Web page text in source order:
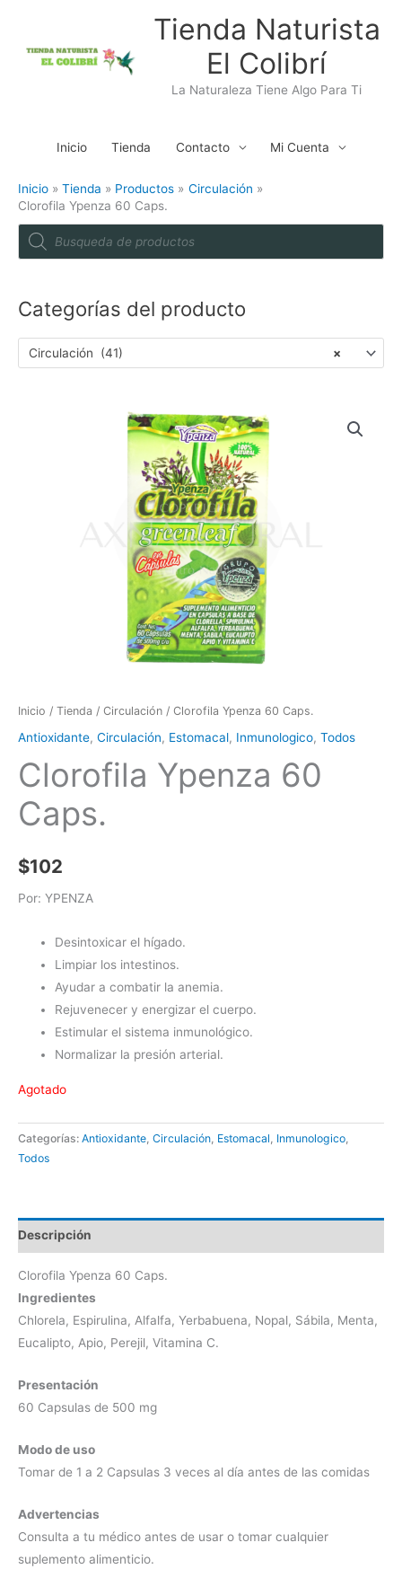
contenido
Tienda Naturista
El Colibrí
La Naturaleza Tiene Algo Para Ti
Inicio Tienda Contacto Mi Cuenta
Inicio Tienda Productos
Circulación
Clorofila Ypenza 60 Caps.
P
d
s
c
Categorías del producto
×
Circulación (41)
Inicio / Tienda / Circulación / Clorofila Ypenza 60 Caps.
Antioxidante, Circulación, Estomacal, Inmunologico, Todos
Clorofila Ypenza 60
Caps.
$102
Por: YPENZA
Desintoxicar el hígado.
Limpiar los intestinos.
Ayudar a combatir la anemia.
Rejuvenecer y energizar el cuerpo.
Estimular el sistema inmunológico.
Normalizar la presión arterial.
Agotado
Categorías: Antioxidante, Circulación, Estomacal, Inmunologico,
Todos
Descripción
Clorofila Ypenza 60 Caps.
Ingredientes
Chlorela, Espirulina, Alfalfa, Yerbabuena, Nopal, Sábila, Menta,
Eucalipto, Apio, Perejil, Vitamina C.
Presentación
60 Capsulas de 500 mg
Modo de uso
Tomar de 1 a 2 Capsulas 3 veces al día antes de las comidas
Advertencias
Consulta a tu médico antes de usar o tomar cualquier
suplemento alimenticio.